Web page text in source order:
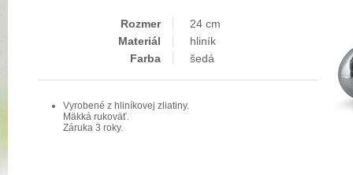
Rozmer
24 cm
Materiál
hliník
Farba
šedá
Vyrobené z hliníkovej zliatiny.
Mäkká rukoväť.
Záruka 3 roky.